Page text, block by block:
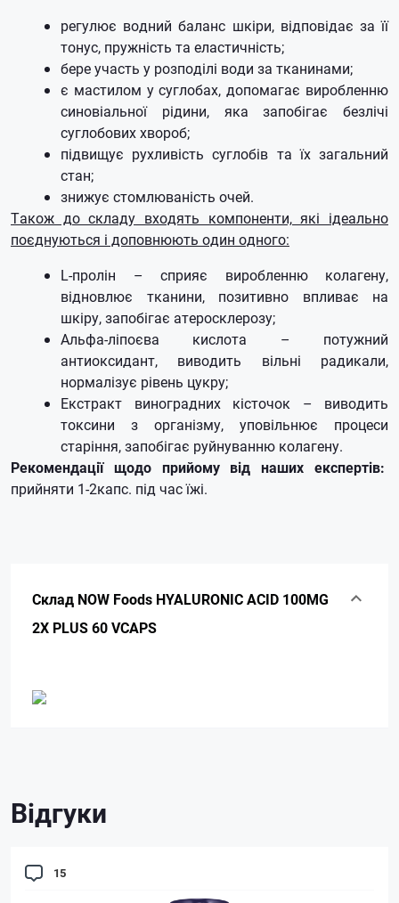
регулює водний баланс шкіри, відповідає за її
тонус, пружність та еластичність;
бере участь у розподілі води за тканинами;
є мастилом у суглобах, допомагає виробленню
синовіальної рідини, яка запобігає безлічі
суглобових хвороб;
підвищує рухливість суглобів та їх загальний
стан;
знижує стомлюваність очей.
Також до складу входять компоненти, які ідеально
поєднуються і доповнюють один одного:
L-пролін – сприяє виробленню колагену,
відновлює тканини, позитивно впливає на
шкіру, запобігає атеросклерозу;
Альфа-ліпоєва кислота – потужний
антиоксидант, виводить вільні радикали,
нормалізує рівень цукру;
Екстракт виноградних кісточок – виводить
токсини з організму, уповільнює процеси
старіння, запобігає руйнуванню колагену.
Рекомендації щодо прийому від наших експертів:
прийняти 1-2капс. під час їжі.
Склад NOW Foods HYALURONIC ACID 100MG
2X PLUS 60 VCAPS
Відгуки
15